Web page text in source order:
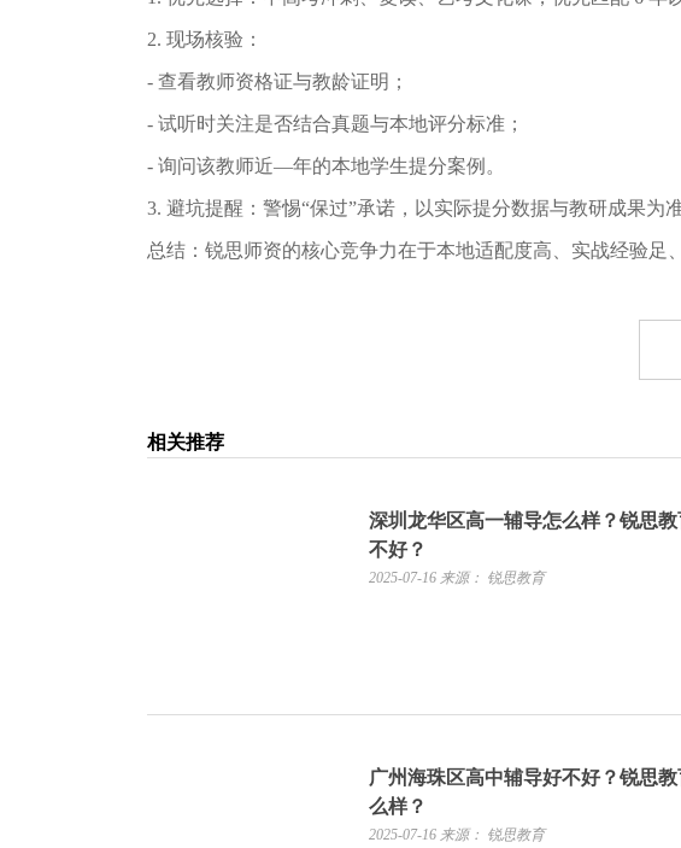
2. 现场核验：
- 查看教师资格证与教龄证明；
- 试听时关注是否结合真题与本地评分标准；
- 询问该教师近—年的本地学⽣提分案例。
3. 避坑提醒：警惕“保过”承诺，以实际提分数据与教研成果为准
总结：锐思师资的核⼼竞争⼒在于本地适配度⾼、实战经验⾜
相关推荐
深圳龙华区高一辅导怎么样？锐思
不好？
2025-07-16 来源： 锐思教育
广州海珠区高中辅导好不好？锐思
么样？
2025-07-16 来源： 锐思教育